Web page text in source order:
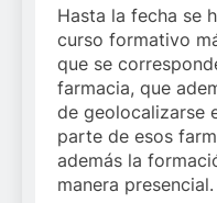
Hasta la fecha se
curso formativo
que se
farmacia, que
de geolocalizarse
parte de esos
además la
manera presencial.